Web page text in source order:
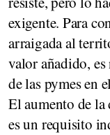
exigente. Para
arraigada al
valor añadido,
de las pymes en
El aumento de
es un requisito